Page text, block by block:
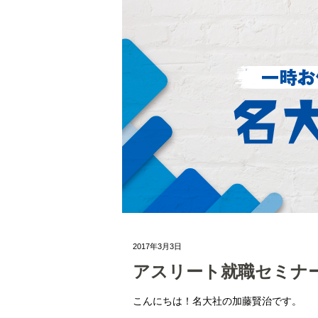
2017年3月3日
アスリート就職セミナ
こんにちは！名大社の加藤賢治です。